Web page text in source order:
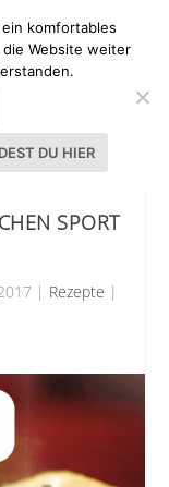
SPORT
| Rezepte |
komfortables
Website weiter
DU HIER